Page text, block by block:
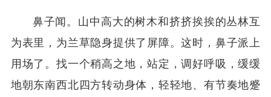
鼻子闻。山中高大的树木和挤挤挨挨的丛林互
为表里，为兰草隐身提供了屏障。这时，鼻子派上
用场了。找一个稍高之地，站定，调好呼吸，缓缓
地朝东南西北四方转动身体，轻轻地、有节奏地蹙